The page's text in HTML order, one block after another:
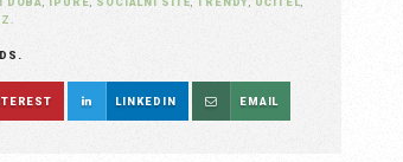
LINKEDIN EMAIL